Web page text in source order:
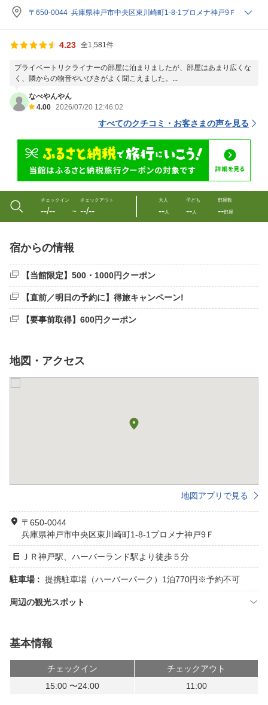
〒650-0044 兵庫県神戸市中央区東川崎町1-8-1プロメナ神戸9Ｆ
4.23 全1,581件
プライベートリクライナーの部屋に泊まりましたが、部屋はあまり広くな
く、隣からの物音やいびきがよく聞こえました。...
なべやんやん
4.00 2026/07/20 12:46:02
すべてのクチコミ・お客さまの声を見る
チェックイン
--/-- 〜
チェックアウト
--/--
大人
--人
子ども
--人
部屋数
--部屋
宿からの情報
【当館限定】500・1000円クーポン
【直前／明日の予約に】得旅キャンペーン!
【要事前取得】600円クーポン
地図・アクセス
地図アプリで見る
〒650-0044
兵庫県神戸市中央区東川崎町1-8-1プロメナ神戸9Ｆ
ＪＲ神戸駅、ハーバーランド駅より徒歩５分
駐車場 : 提携駐車場（ハーバーパーク）1泊770円※予約不可
周辺の観光スポット
基本情報
チェックイン
チェックアウト
15:00 〜24:00
11:00